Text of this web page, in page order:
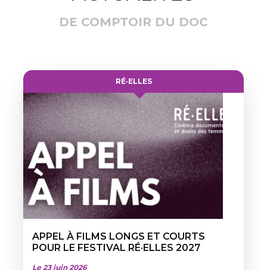
DE COMPTOIR DU DOC
RÉ·ELLES
APPEL À FILMS LONGS ET COURTS
POUR LE FESTIVAL RÉ·ELLES 2027
Le 23 juin 2026